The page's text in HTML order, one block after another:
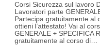
Corsi Sicurezza sul lavoro
Lavoratori parte
Partecipa gratuitamente al
ottieni l’attestato! Vai al
GENERALE + SPECIFICA
gratuitamente al corso di…